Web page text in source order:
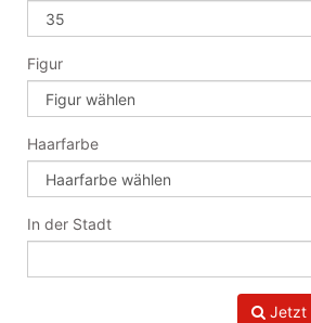
Figur
Haarfarbe
In der Stadt
Jetzt